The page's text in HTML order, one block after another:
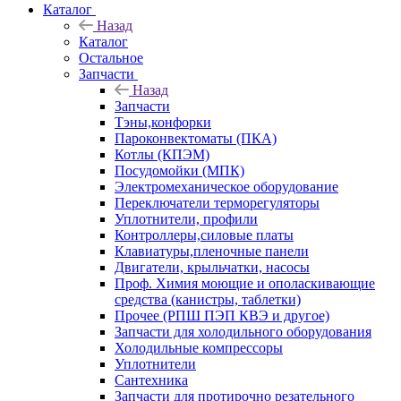
Каталог
Назад
Каталог
Остальное
Запчасти
Назад
Запчасти
Тэны,конфорки
Пароконвектоматы (ПКА)
Котлы (КПЭМ)
Посудомойки (МПК)
Электромеханическое оборудование
Переключатели терморегуляторы
Уплотнители, профили
Контроллеры,силовые платы
Клавиатуры,пленочные панели
Двигатели, крыльчатки, насосы
Проф. Химия моющие и ополаскивающие
средства (канистры, таблетки)
Прочее (РПШ ПЭП КВЭ и другое)
Запчасти для холодильного оборудования
Холодильные компрессоры
Уплотнители
Сантехника
Запчасти для протирочно резательного